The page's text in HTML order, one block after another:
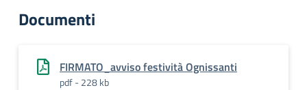
Documenti
FIRMATO_avviso festività Ognissanti
pdf - 228 kb